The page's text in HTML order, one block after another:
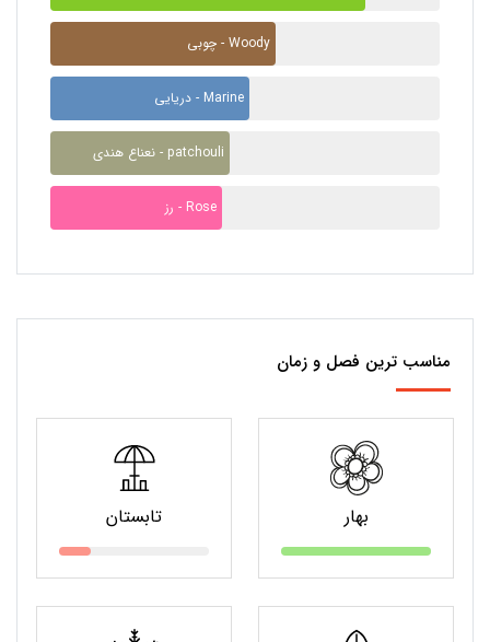
چوبی - Woody
دریایی - Marine
نعناع هندی - patchouli
رز - Rose
مناسب ترین فصل و زمان
بهار تابستان